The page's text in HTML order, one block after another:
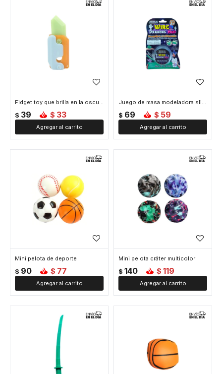
Fidget toy que brilla en la oscuridad
$ 39 $ 33
Juego de masa modeladora slime incandescente
$ 69 $ 59
Mini pelota de deporte
$ 90 $ 77
Mini pelota cráter multicolor
$ 140 $ 119